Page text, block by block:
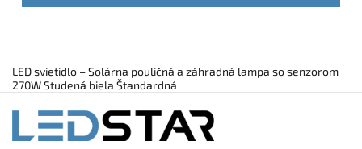
LED svietidlo – Solárna pouličná a záhradná lampa so senzorom
270W Studená biela Štandardná